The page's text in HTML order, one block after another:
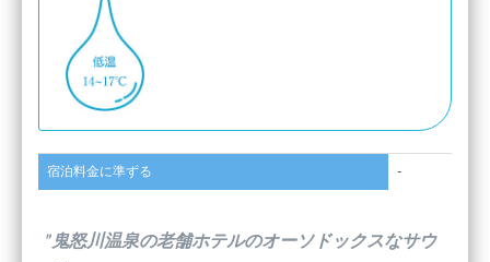
宿泊料金に準ずる -
”鬼怒川温泉の老舗ホテルのオーソドックスなサウ